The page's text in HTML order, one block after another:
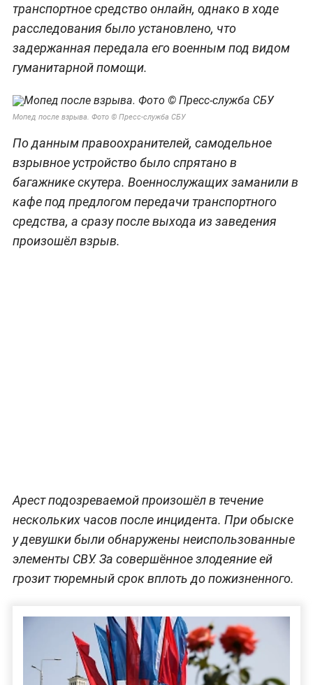
транспортное средство онлайн, однако в ходе
расследования было установлено, что
задержанная передала его военным под видом
гуманитарной помощи.
Мопед после взрыва. Фото © Пресс-служба СБУ
По данным правоохранителей, самодельное
взрывное устройство было спрятано в
багажнике скутера. Военнослужащих заманили в
кафе под предлогом передачи транспортного
средства, а сразу после выхода из заведения
произошёл взрыв.
Арест подозреваемой произошёл в течение
нескольких часов после инцидента. При обыске
у девушки были обнаружены неиспользованные
элементы СВУ. За совершённое злодеяние ей
грозит тюремный срок вплоть до пожизненного.